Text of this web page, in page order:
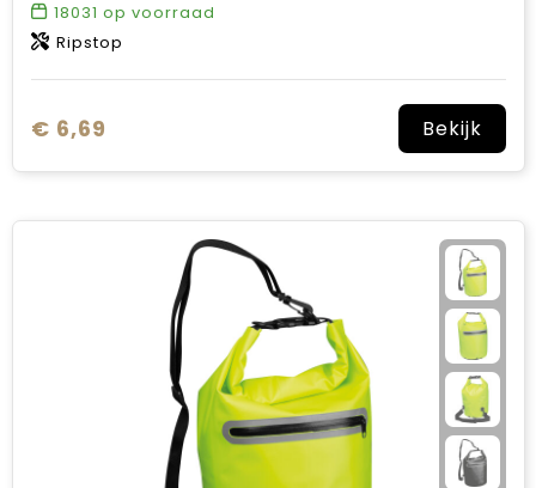
18031 op voorraad
Ripstop
€ 6,69 Bekijk